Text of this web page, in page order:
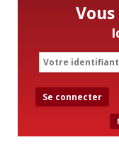
Se connecter